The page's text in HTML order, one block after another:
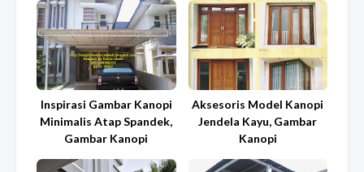
Inspirasi Gambar Kanopi
Minimalis Atap Spandek,
Gambar Kanopi
Aksesoris Model Kanopi
Jendela Kayu, Gambar
Kanopi